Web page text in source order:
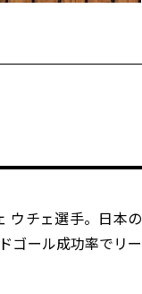
ウチェ選手。日本の
ゴール成功率でリー